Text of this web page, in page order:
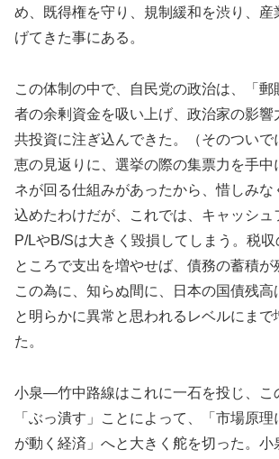
め、既得権を守り、規制緩和を渋り、産
げてきた事にある。
この体制の中で、自民党の政治は、「郵
者の余剰資金を吸い上げ、政治家の影響
共投資に注ぎ込んできた。（そのついで
恵の見返りに、選挙の際の集票力を手中
ネが回る仕組みがあったから、惜しみな
込めたわけだが、これでは、キャッシュ
P/LやB/Sは大きく毀損してしまう。税
ところで支出を増やせば、債務の蓄積が
この為に、知らぬ間に、日本の国債残高
と明らかに異常と思われるレベルにまで
た。
小泉―竹中路線はこれに一石を投じ、こ
「ぶっ潰す」ことによって、「市場原
が動く経済」へと大きく舵を切った。小